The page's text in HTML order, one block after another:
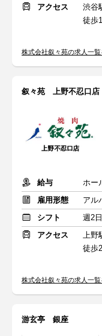
アクセス
渋谷
徒歩
株式会社叙々苑の求人一覧
叙々苑 上野不忍口店
給与
雇用形態
アル
シフト
週2
アクセス
上野
徒歩
株式会社叙々苑の求人一覧
游玄亭 銀座